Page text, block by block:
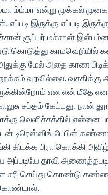
ம்ம்மா என்று முக்கல்
எப்படி இருக்கு எப்படி
சூப்பர் மச்சான்
கொடுத்து
மேல் அதை காண
வரவில்லை. வசதிக்கு
என என் மீதே
சப்தம் கேட்டது. நான்
வெளிச்சத்தில் என்னை
டிரெஸ்ஸிங் டேபிள்
கிடக்க பிரா கொக்கி
அப்படியே தாவி
செய்து கொண்டு